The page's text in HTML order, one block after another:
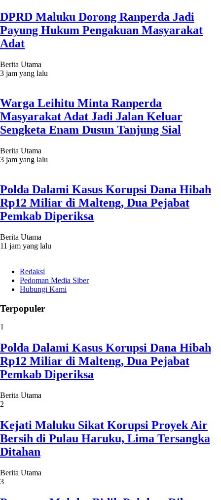
DPRD Maluku Dorong Ranperda Jadi
Payung Hukum Pengakuan Masyarakat
Adat
Berita Utama
3 jam yang lalu
Warga Leihitu Minta Ranperda
Masyarakat Adat Jadi Jalan Keluar
Sengketa Enam Dusun Tanjung Sial
Berita Utama
3 jam yang lalu
Polda Dalami Kasus Korupsi Dana Hibah
Rp12 Miliar di Malteng, Dua Pejabat
Pemkab Diperiksa
Berita Utama
11 jam yang lalu
Redaksi
Pedoman Media Siber
Hubungi Kami
Terpopuler
1
Polda Dalami Kasus Korupsi Dana Hibah
Rp12 Miliar di Malteng, Dua Pejabat
Pemkab Diperiksa
Berita Utama
2
Kejati Maluku Sikat Korupsi Proyek Air
Bersih di Pulau Haruku, Lima Tersangka
Ditahan
Berita Utama
3